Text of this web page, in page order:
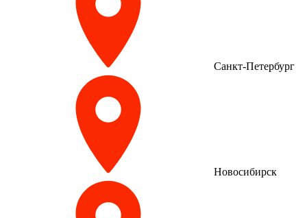
Санкт-Петербург
Новосибирск